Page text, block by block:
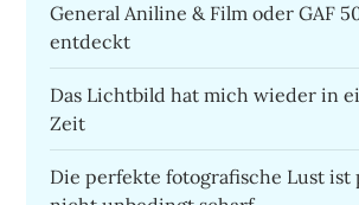
General Aniline & Film oder GAF
entdeckt
Das Lichtbild hat mich wieder in
Zeit
Die perfekte fotografische Lust ist